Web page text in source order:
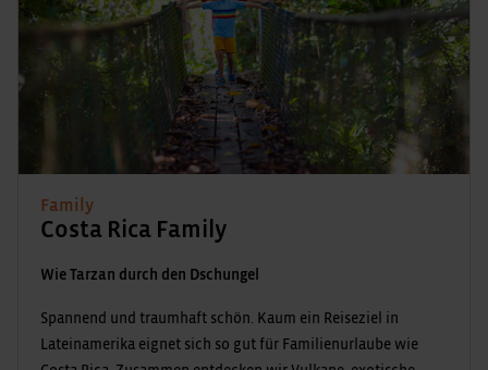
Family
Costa Rica Family
Wie Tarzan durch den Dschungel
Spannend und traumhaft schön. Kaum ein Reiseziel in
Lateinamerika eignet sich so gut für Familienurlaube wie